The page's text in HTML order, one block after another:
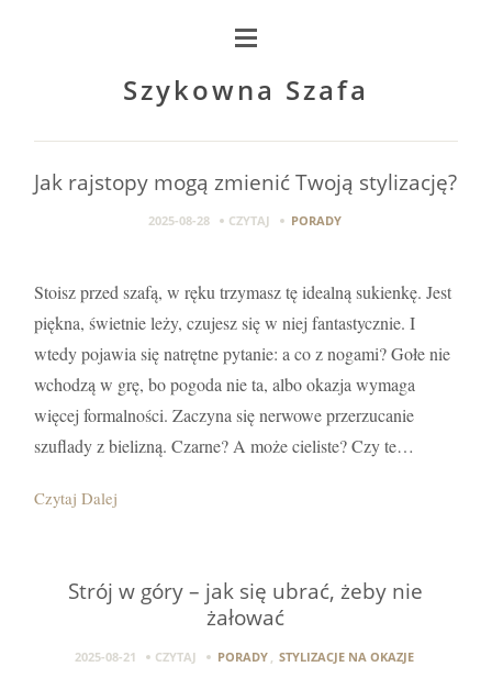
Szykowna Szafa
Jak rajstopy mogą zmienić Twoją stylizację?
2025-08-28 CZYTAJ PORADY
Stoisz przed szafą, w ręku trzymasz tę idealną sukienkę. Jest
piękna, świetnie leży, czujesz się w niej fantastycznie. I
wtedy pojawia się natrętne pytanie: a co z nogami? Gołe nie
wchodzą w grę, bo pogoda nie ta, albo okazja wymaga
więcej formalności. Zaczyna się nerwowe przerzucanie
szuflady z bielizną. Czarne? A może cieliste? Czy te…
Czytaj Dalej
Strój w góry – jak się ubrać, żeby nie
żałować
2025-08-21 CZYTAJ PORADY STYLIZACJE NA OKAZJE